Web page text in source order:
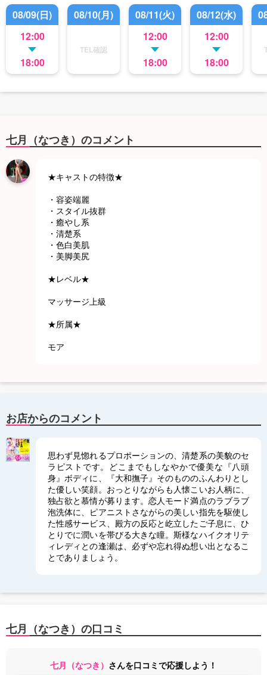
08/09(日)
12:00
18:00
08/10(月)
TEL確認
08/11(火)
12:00
18:00
08/12(水)
12:00
18:00
七月（なつき）のコメント
★キャストの特徴★
・容姿端麗
・スタイル抜群
・癒やし系
・清楚系
・色白美肌
・美脚美尻
★レベル★
マッサージ上級
★所属★
モア
お店からのコメント
思わず見惚れるプロポーションの、清楚系の美貌のセ
ラピストです。どこまでもしなやかで優美な『八頭
身』ボディに、『大和撫子』そのもののふんわりとし
た優しい笑顔。おっとりながらも人懐こいお人柄に、
独占欲と慕情が募ります。恋人モード満点のラブラブ
泡洗体に、ピアニストさながらの美しい指先を駆使し
た性感サービス、殿方の反応と屹立したご子息に、ひ
とりでに潤いを帯びる大きな瞳。斯様なハイクオリテ
ィレディとの逢瀬は、必ずや忘れ得ぬ想い出となるこ
とでありましょう。
七月（なつき）の口コミ
七月（なつき） さんを口コミで応援しよう！